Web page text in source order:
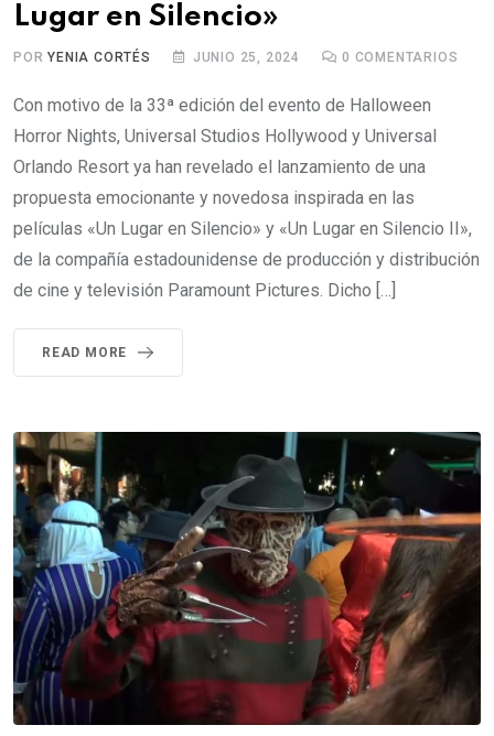
Lugar en Silencio»
PORYENIA CORTÉS JUNIO 25, 2024 0 COMENTARIOS
Con motivo de la 33ª edición del evento de Halloween
Horror Nights, Universal Studios Hollywood y Universal
Orlando Resort ya han revelado el lanzamiento de una
propuesta emocionante y novedosa inspirada en las
películas «Un Lugar en Silencio» y «Un Lugar en Silencio II»,
de la compañía estadounidense de producción y distribución
de cine y televisión Paramount Pictures. Dicho […]
READ MORE